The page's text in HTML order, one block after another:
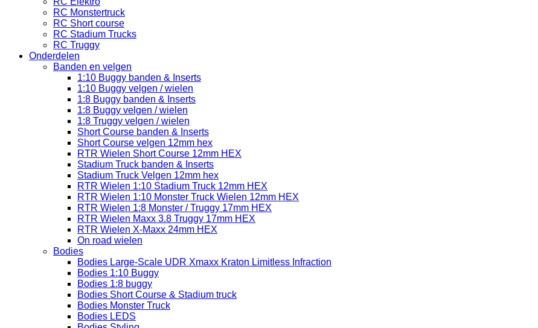
RC Monstertruck
RC Short course
RC Stadium Trucks
RC Truggy
Onderdelen
Banden en velgen
1:10 Buggy banden & Inserts
1:10 Buggy velgen / wielen
1:8 Buggy banden & Inserts
1:8 Buggy velgen / wielen
1:8 Truggy velgen / wielen
Short Course banden & Inserts
Short Course velgen 12mm hex
RTR Wielen Short Course 12mm HEX
Stadium Truck banden & Inserts
Stadium Truck Velgen 12mm hex
RTR Wielen 1:10 Stadium Truck 12mm HEX
RTR Wielen 1:10 Monster Truck Wielen 12mm HEX
RTR Wielen 1:8 Monster / Truggy 17mm HEX
RTR Wielen Maxx 3.8 Truggy 17mm HEX
RTR Wielen X-Maxx 24mm HEX
On road wielen
Bodies
Bodies Large-Scale UDR Xmaxx Kraton Limitless Infraction
Bodies 1:10 Buggy
Bodies 1:8 buggy
Bodies Short Course & Stadium truck
Bodies Monster Truck
Bodies LEDS